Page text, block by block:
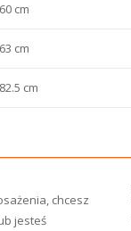
60 cm
63 cm
82.5 cm
chcesz
jesteś